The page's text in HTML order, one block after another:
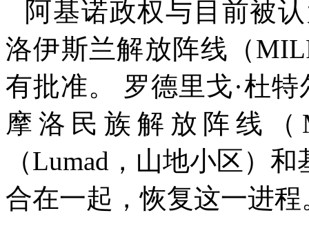
阿基诺政权与目前被
洛伊斯兰解放阵线（
有批准。 罗德里戈·杜特
摩洛民族解放阵线（
（Lumad ，山地小区）
合在一起，恢复这一进程